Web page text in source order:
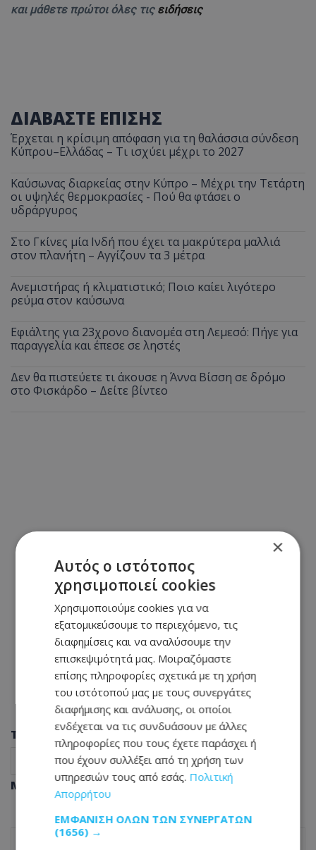
και μάθετε πρώτοι όλες τις ειδήσεις
ΔΙΑΒΑΣΤΕ ΕΠΙΣΗΣ
Έρχεται η κρίσιμη απόφαση για τη θαλάσσια σύνδεση
Κύπρου–Ελλάδας – Τι ισχύει μέχρι το 2027
Καύσωνας διαρκείας στην Κύπρο – Μέχρι την Τετάρτη
οι υψηλές θερμοκρασίες - Πού θα φτάσει ο
υδράργυρος
Στο Γκίνες μία Ινδή που έχει τα μακρύτερα μαλλιά
στον πλανήτη – Αγγίζουν τα 3 μέτρα
Ανεμιστήρας ή κλιματιστικό; Ποιο καίει λιγότερο
ρεύμα στον καύσωνα
Εφιάλτης για 23χρονο διανομέα στη Λεμεσό: Πήγε για
παραγγελία και έπεσε σε ληστές
Δεν θα πιστεύετε τι άκουσε η Άννα Βίσση σε δρόμο
στο Φισκάρδο – Δείτε βίντεο
Tags
γιατρός θάνατος υγεία
Μοιράσου αυτό το άρθρο
×
Αυτός ο ιστότοπος
χρησιμοποιεί cookies
Χρησιμοποιούμε cookies για να
εξατομικεύσουμε το περιεχόμενο, τις
διαφημίσεις και να αναλύσουμε την
επισκεψιμότητά μας. Μοιραζόμαστε
επίσης πληροφορίες σχετικά με τη χρήση
του ιστότοπού μας με τους συνεργάτες
διαφήμισης και ανάλυσης, οι οποίοι
ενδέχεται να τις συνδυάσουν με άλλες
πληροφορίες που τους έχετε παράσχει ή
που έχουν συλλέξει από τη χρήση των
υπηρεσιών τους από εσάς. Πολιτική
Απορρήτου
ΕΜΦΆΝΙΣΗ ΌΛΩΝ ΤΩΝ ΣΥΝΕΡΓΑΤΏΝ
(1656) →